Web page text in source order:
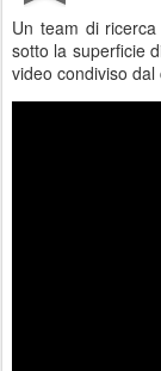
Un team di
sotto la superficie
video condiviso